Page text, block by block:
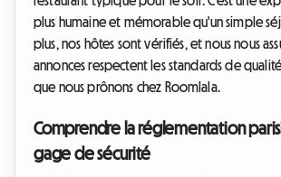
plus humaine et mémorable qu'un simple
plus, nos hôtes sont vérifiés, et nous nous
annonces respectent les standards de
que nous prônons chez Roomlala.
Comprendre la réglementation
gage de sécurité